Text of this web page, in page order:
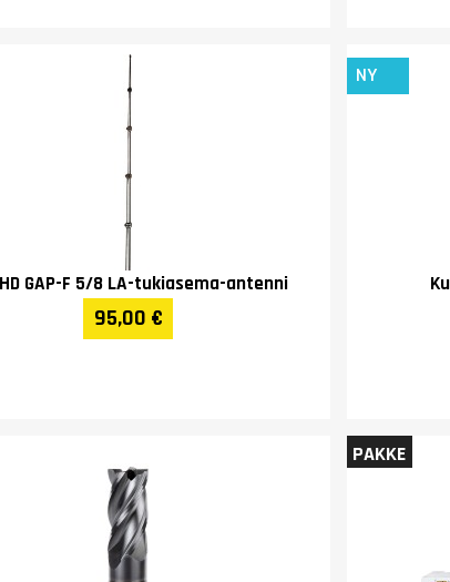
GAP-F 5/8 LA-tukiasema-antenni
95,00 €
NY
PAKKE